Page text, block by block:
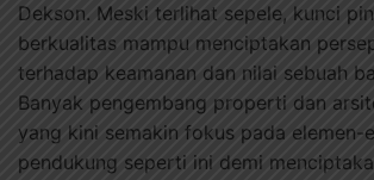
Dekson. Meski terlihat sepele, kunci
berkualitas mampu menciptakan
terhadap keamanan dan nilai sebuah
Banyak pengembang properti dan
yang kini semakin fokus pada elemen-
pendukung seperti ini demi